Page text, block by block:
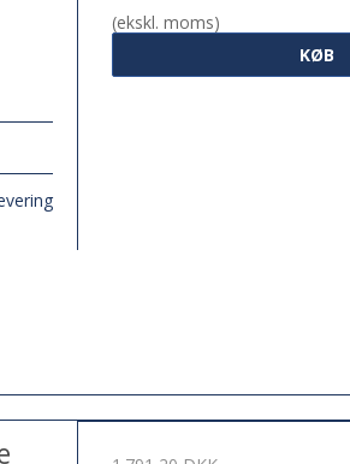
(ekskl. moms)
KØB